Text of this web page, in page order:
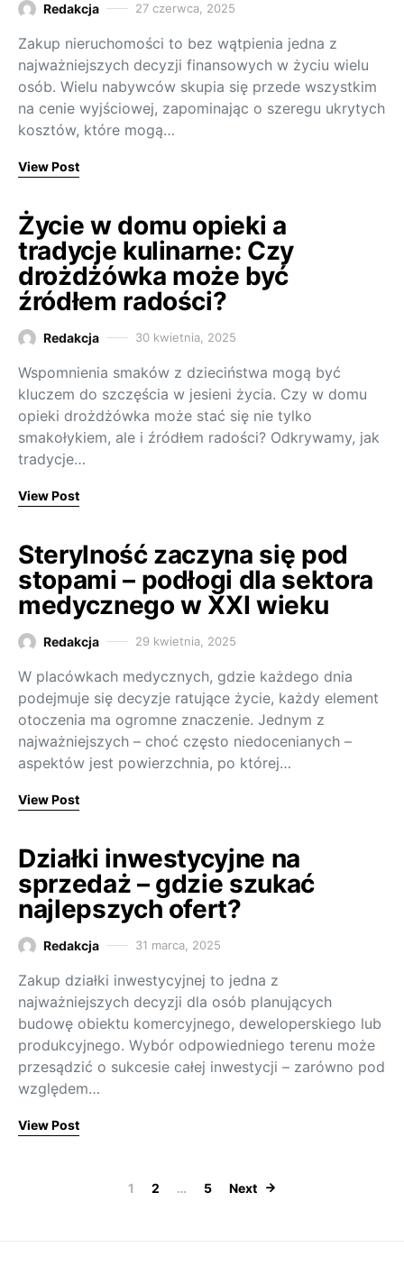
Redakcja 27 czerwca, 2025
Zakup nieruchomości to bez wątpienia jedna z
najważniejszych decyzji finansowych w życiu wielu
osób. Wielu nabywców skupia się przede wszystkim
na cenie wyjściowej, zapominając o szeregu ukrytych
kosztów, które mogą…
View Post
Życie w domu opieki a
tradycje kulinarne: Czy
drożdżówka może być
źródłem radości?
Redakcja 30 kwietnia, 2025
Wspomnienia smaków z dzieciństwa mogą być
kluczem do szczęścia w jesieni życia. Czy w domu
opieki drożdżówka może stać się nie tylko
smakołykiem, ale i źródłem radości? Odkrywamy, jak
tradycje…
View Post
Sterylność zaczyna się pod
stopami – podłogi dla sektora
medycznego w XXI wieku
Redakcja 29 kwietnia, 2025
W placówkach medycznych, gdzie każdego dnia
podejmuje się decyzje ratujące życie, każdy element
otoczenia ma ogromne znaczenie. Jednym z
najważniejszych – choć często niedocenianych –
aspektów jest powierzchnia, po której…
View Post
Działki inwestycyjne na
sprzedaż – gdzie szukać
najlepszych ofert?
Redakcja 31 marca, 2025
Zakup działki inwestycyjnej to jedna z
najważniejszych decyzji dla osób planujących
budowę obiektu komercyjnego, deweloperskiego lub
produkcyjnego. Wybór odpowiedniego terenu może
przesądzić o sukcesie całej inwestycji – zarówno pod
względem…
View Post
1 2 … 5 Next